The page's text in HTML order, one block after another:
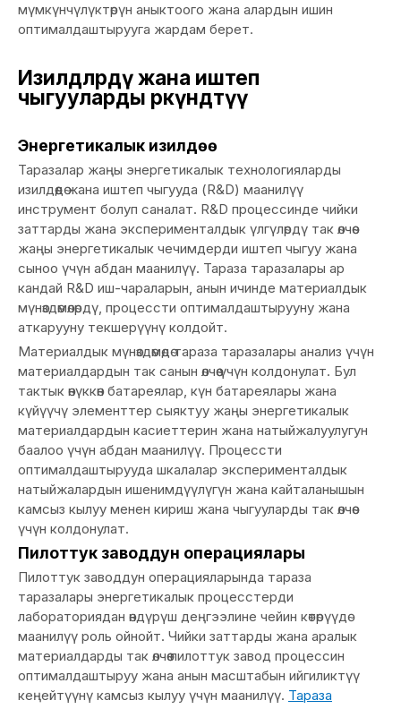
мүмкүнчүлүктөрүн аныктоого жана алардын ишин
оптималдаштырууга жардам берет.
Изилдөөлөрдү жана иштеп
чыгууларды өркүндөтүү
Энергетикалык изилдөө
Таразалар жаңы энергетикалык технологияларды
изилдөөдө жана иштеп чыгууда (R&D) маанилүү
инструмент болуп саналат. R&D процессинде чийки
заттарды жана эксперименталдык үлгүлөрдү так өлчөө
жаңы энергетикалык чечимдерди иштеп чыгуу жана
сыноо үчүн абдан маанилүү. Тараза таразалары ар
кандай R&D иш-чараларын, анын ичинде материалдык
мүнөздөмөлөрдү, процессти оптималдаштырууну жана
аткарууну текшерүүнү колдойт.
Материалдык мүнөздөмөдө тараза таразалары анализ үчүн
материалдардын так санын өлчөө үчүн колдонулат. Бул
тактык өнүккөн батареялар, күн батареялары жана
күйүүчү элементтер сыяктуу жаңы энергетикалык
материалдардын касиеттерин жана натыйжалуулугун
баалоо үчүн абдан маанилүү. Процессти
оптималдаштырууда шкалалар эксперименталдык
натыйжалардын ишенимдүүлүгүн жана кайталанышын
камсыз кылуу менен кириш жана чыгууларды так өлчөө
үчүн колдонулат.
Пилоттук заводдун операциялары
Пилоттук заводдун операцияларында тараза
таразалары энергетикалык процесстерди
лабораториядан өндүрүш деңгээлине чейин көтөрүүдө
маанилүү роль ойнойт. Чийки заттарды жана аралык
материалдарды так өлчөө пилоттук завод процессин
оптималдаштыруу жана анын масштабын ийгиликтүү
кеңейтүүнү камсыз кылуу үчүн маанилүү. Тараза